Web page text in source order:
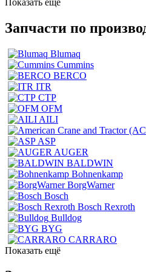
Запчасти по
Blumaq
Cummins
BERCO
ITR
CTP
OFM
AILI
ASP
AUGER
BALDWIN
Bohnenkamp
BorgWarner
Bosch
Bosch Rexroth
Bulldog
BYG
CARRARO
Показать ещё